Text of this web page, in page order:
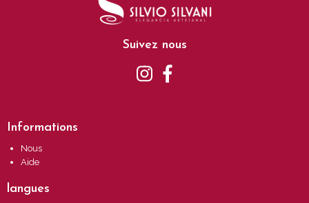
Suivez nous
Informations
Nous
Aide
langues